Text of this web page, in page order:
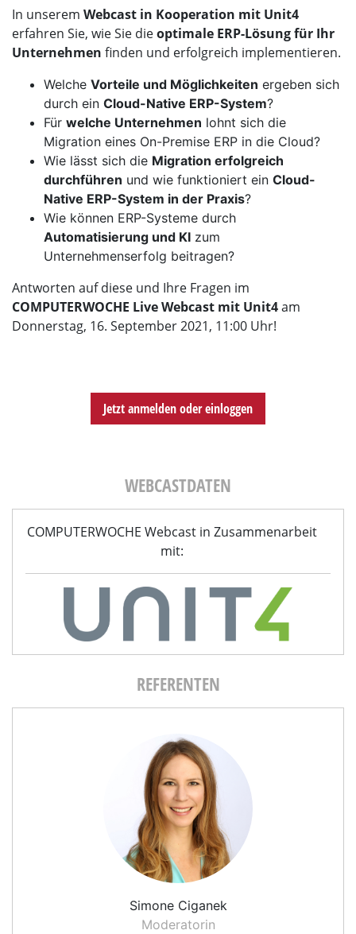
In unserem Webcast in Kooperation mit Unit4
erfahren Sie, wie Sie dieoptimale ERP-Lösung für Ihr
Unternehmen finden und erfolgreich implementieren.
Welche Vorteile und Möglichkeiten ergeben sich
durch ein Cloud-Native ERP-System?
Für welche Unternehmen lohnt sich die
Migration eines On-Premise ERP in die Cloud?
Wie lässt sich die Migration erfolgreich
durchführen und wie funktioniert ein Cloud-
Native ERP-System in der Praxis?
Wie können ERP-Systeme durch
Automatisierung und KI zum
Unternehmenserfolg beitragen?
Antworten auf diese und Ihre Fragen im
COMPUTERWOCHE Live Webcast mit Unit4am
Donnerstag, 16. September 2021, 11:00 Uhr!
Jetzt anmelden oder einloggen
WEBCASTDATEN
COMPUTERWOCHE Webcast in Zusammenarbeit
mit:
REFERENTEN
Simone Ciganek
Moderatorin